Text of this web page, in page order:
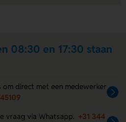
08:30 en 17:30 staan
om direct met een medewerker
vraag via Whatsapp. +31 344